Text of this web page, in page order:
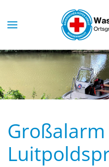
Skip to main content